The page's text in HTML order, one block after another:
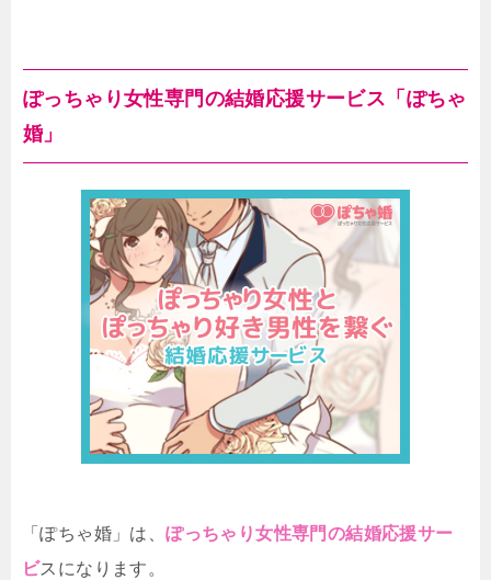
ぽっちゃり女性専門の結婚応援サービス「ぽちゃ
婚」
「ぽちゃ婚」は、ぽっちゃり女性専門の結婚応援サー
ビスになります。